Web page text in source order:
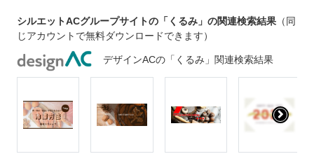
シルエットACグループサイトの「くるみ」の関連検索結果 （同
じアカウントで無料ダウンロードできます）
デザインACの「くるみ」関連検索結果